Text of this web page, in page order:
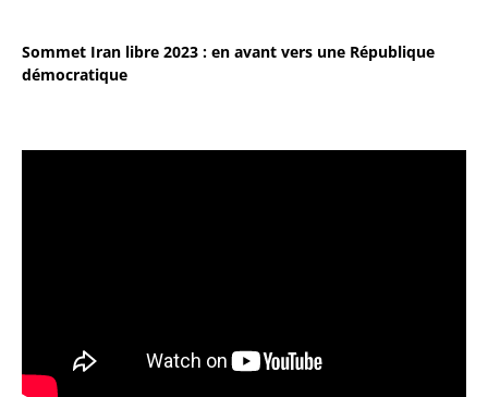
Sommet Iran libre 2023 : en avant vers une République
démocratique